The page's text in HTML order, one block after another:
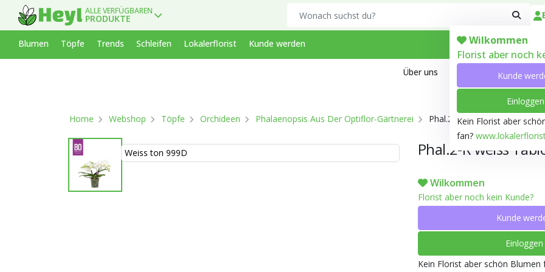
ALLE VERFÜGBAREN
PRODUKTE
Wilkommen
Florist aber noch
Kunde
Einloggen
Kein Florist aber
fan?
Blumen Töpfe Trends Schleifen Lokalerflorist Kunde werden
Über uns Arbeiten bei
Home Webshop Töpfe Orchideen Phalaenopsis Aus Der Optiflor-Gärtnerei Phal.2-R weiss Tablo T12
Weiss ton 999D Phal.2-R weiss
Wilkommen
Florist aber noch kein Kunde?
Kunde
Einloggen
Kein Florist aber schön Blumen